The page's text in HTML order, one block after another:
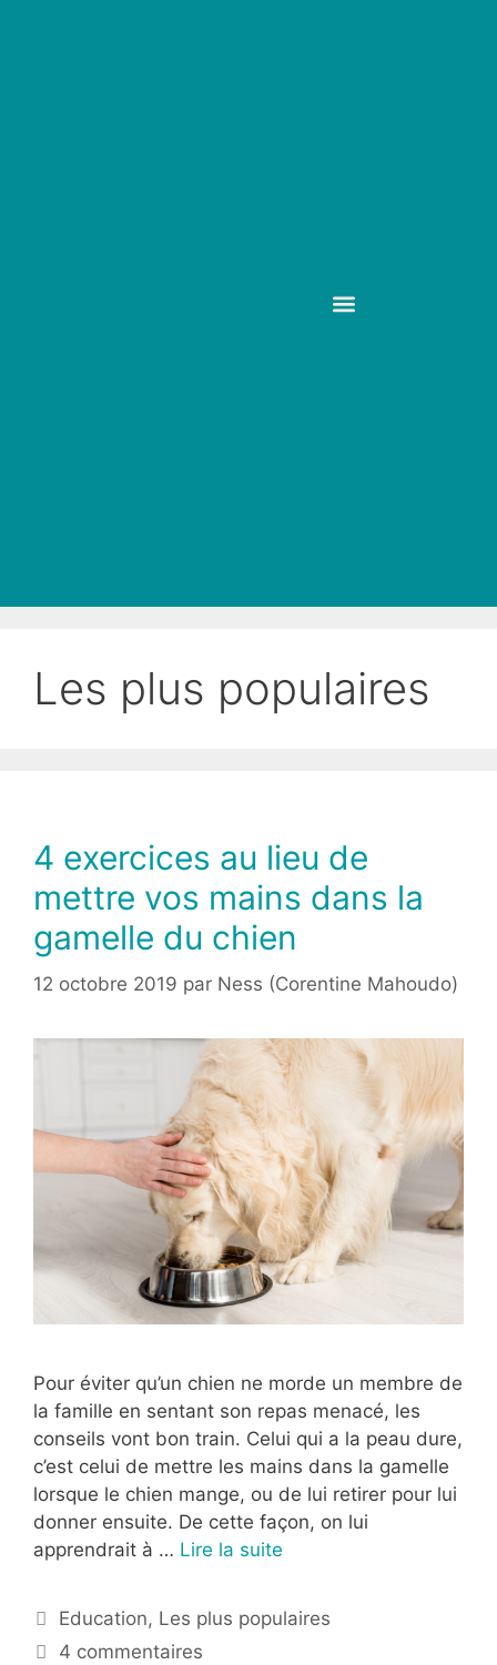
Les plus populaires
4 exercices au lieu de
mettre vos mains dans la
gamelle du chien
12 octobre 2019 par Ness (Corentine Mahoudo)
Pour éviter qu’un chien ne morde un membre de
la famille en sentant son repas menacé, les
conseils vont bon train. Celui qui a la peau dure,
c’est celui de mettre les mains dans la gamelle
lorsque le chien mange, ou de lui retirer pour lui
donner ensuite. De cette façon, on lui
apprendrait à … Lire la suite
Education, Les plus populaires
4 commentaires